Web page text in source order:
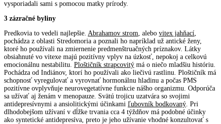
vysporiadali sami s pomocou matky prírody.
3 zázračné byliny
Predkovia to vedeli najlepšie. Abrahamov strom , alebo vitex jahňací
pochádza z oblasti Stredomoria a poznali ho napríklad už antické ženy,
ktoré ho používali na zmiernenie predmenštruačných príznakov. Látky
obsiahnuté vo vitexe majú pozitívny vplyv na úzkosť, nepokoj a celkovú
emocionálnu nestabilitu. Ploštičník strapcovitý má o niečo mladšiu históriu.
Pochádza od Indiánov, ktorí ho používali ako liečivú rastlinu. Ploštičník má
schopnosť vyregulovať a vyrovnať hormonálnu hladinu a počas PMS
pozitívne ovplyvňuje neurovegetatívne funkcie nášho organizmu. Odporúča
sa užívať aj ženám v menopauze. Svätú trojicu uzatvára so svojimi
antidepresívnymi a ansiolitickými účinkami ľubovník bodkovaný . Pri
dlhodobejšom užívaní v dĺžke trvania cca 4 týždňov má podobné účinky
ako syntetické antidepresíva, preto je jeho užívanie vhodné konzultovať s